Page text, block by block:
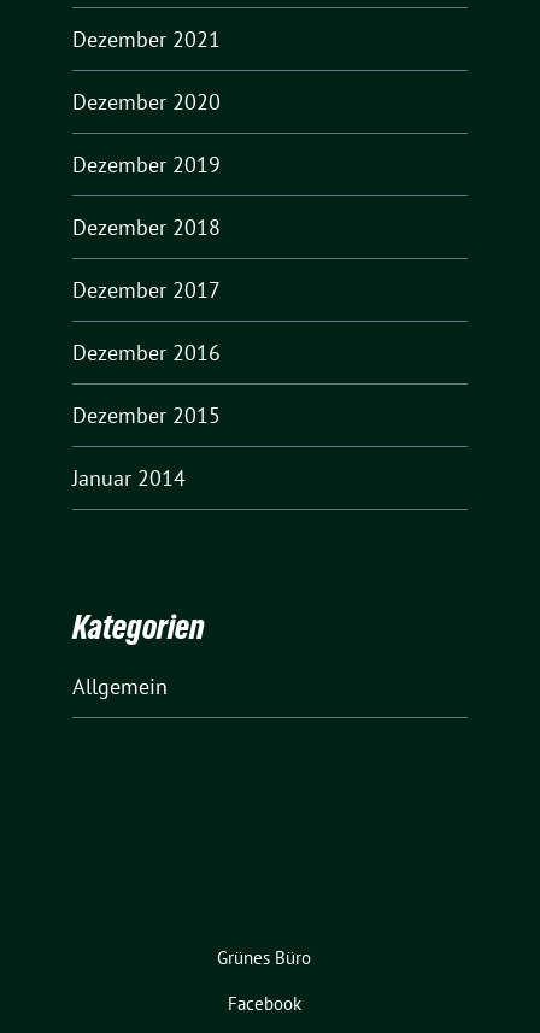
Dezember 2021
Dezember 2020
Dezember 2019
Dezember 2018
Dezember 2017
Dezember 2016
Dezember 2015
Januar 2014
Kategorien
Allgemein
Grünes Büro
Facebook